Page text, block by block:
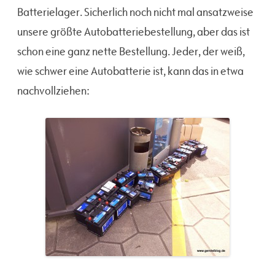
Batterielager. Sicherlich noch nicht mal ansatzweise
unsere größte Autobatteriebestellung, aber das ist
schon eine ganz nette Bestellung. Jeder, der weiß,
wie schwer eine Autobatterie ist, kann das in etwa
nachvollziehen: